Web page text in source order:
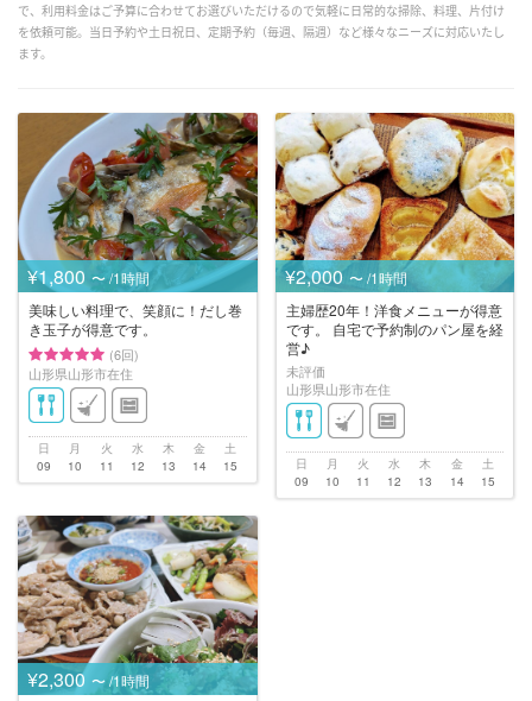
で、利用料金はご予算に合わせてお選びいただけるので気軽に日常的な掃除、料理、片付け
を依頼可能。当日予約や土日祝日、定期予約（毎週、隔週）など様々なニーズに対応いたし
ます。
¥1,800 〜 /1時間
美味しい料理で、笑顔に！だし巻
き玉子が得意です。
(6回)
山形県山形市在住
日
09
月
10
火
11
水
12
木
13
金
14
土
15
¥2,000 〜 /1時間
主婦歴20年！洋食メニューが得意
です。 自宅で予約制のパン屋を経
営♪
未評価
山形県山形市在住
日
09
月
10
火
11
水
12
木
13
金
14
土
15
¥2,300 〜 /1時間